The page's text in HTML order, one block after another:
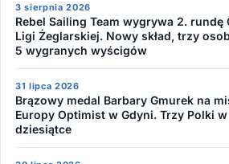
3 sierpnia 2026
Rebel Sailing Team wygrywa 2. rundę
Ligi Żeglarskiej. Nowy skład, trzy
5 wygranych wyścigów
31 lipca 2026
Brązowy medal Barbary Gmurek na
Europy Optimist w Gdyni. Trzy Polki w
dziesiątce